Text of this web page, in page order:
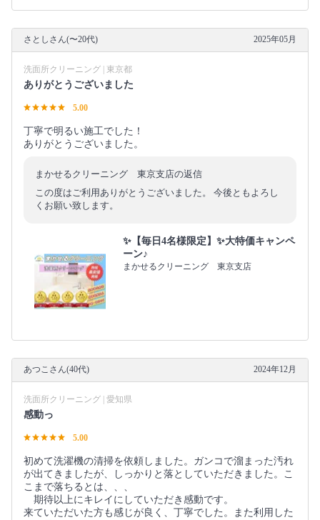
さとしさん(〜20代) 2025年05月
洗面所クリーニング | 東京都
ありがとうございました
5.00
丁寧で明るい施工でした！
ありがとうございました。
まかせるクリーニング 東京支店の返信
この度はご利用ありがとうございました。 今後ともよろし
くお願い致します。
✨【毎日4名様限定】✨大特価キャンペ
ーン♪
まかせるクリーニング 東京支店
あつこさん(40代) 2024年12月
洗面所クリーニング | 愛知県
感動っ
5.00
初めて洗濯機の清掃を依頼しました。ガンコで溜まった汚れ
が出てきましたが、しっかりと落としていただきました。こ
こまで落ちるとは、、、
期待以上にキレイにしていただき感動です。
来ていただいた方も感じが良く、丁寧でした。また利用した